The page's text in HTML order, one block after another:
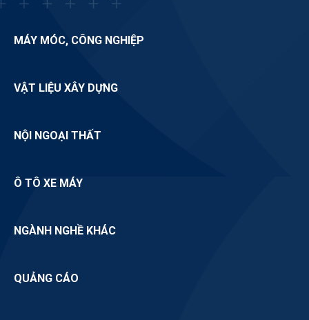
MÁY MÓC, CÔNG NGHIỆP
VẬT LIỆU XÂY DỰNG
NỘI NGOẠI THẤT
Ô TÔ XE MÁY
NGÀNH NGHỀ KHÁC
QUẢNG CÁO